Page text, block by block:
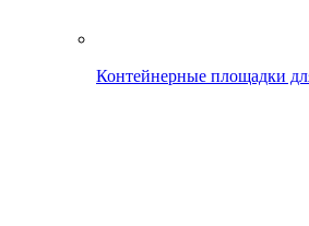
Контейнерные площадки